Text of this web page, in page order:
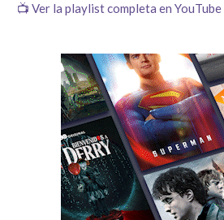
📺 Ver la playlist completa en YouTube